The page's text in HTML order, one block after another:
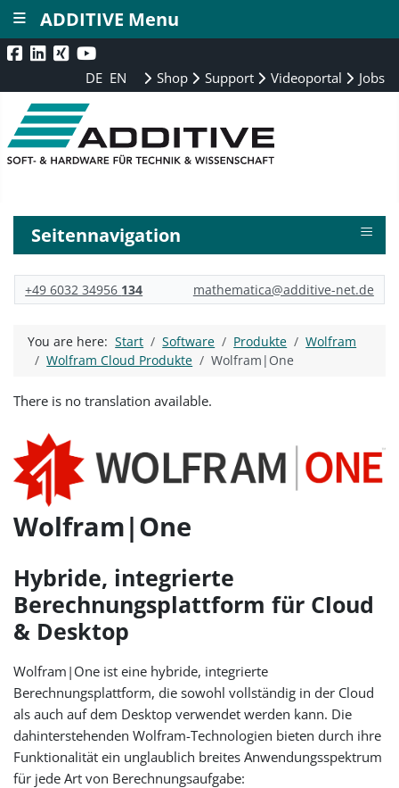
DE EN Shop Support Videoportal Jobs
Seitennavigation ≡
+49 6032 34956 134 mathematica@additive-net.de
You are here:Start Software Produkte
Wolfram
Wolfram Cloud Produkte
Wolfram|One
There is no translation available.
Wolfram|One
Hybride, integrierte
Berechnungsplattform für Cloud
& Desktop
Wolfram|One ist eine hybride, integrierte
Berechnungsplattform, die sowohl vollständig in der Cloud
als auch auf dem Desktop verwendet werden kann. Die
dahinterstehenden Wolfram-Technologien bieten durch ihre
Funktionalität ein unglaublich breites Anwendungsspektrum
für jede Art von Berechnungsaufgabe:
ADDITIVE Menu
≡